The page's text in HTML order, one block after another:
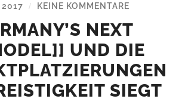
/ KEINE KOMMENTARE
NEXT
UND DIE
SIEGT